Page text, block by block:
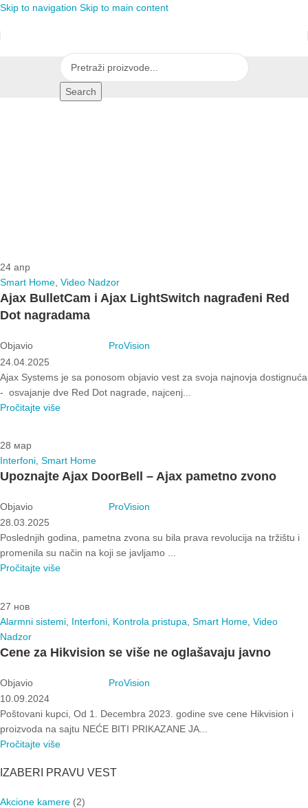
Skip to navigation Skip to main content
Search
24 апр
Smart Home, Video Nadzor
Ajax BulletCam i Ajax LightSwitch nagrađeni Red
Dot nagradama
Objavio
ProVision
24.04.2025
Ajax Systems je sa ponosom objavio vest za svoja najnovja dostignuća
- osvajanje dve Red Dot nagrade, najcenj...
Pročitajte više
28 мар
Interfoni Smart Home
Upoznajte Ajax DoorBell – Ajax pametno zvono
Objavio
ProVision
28.03.2025
Poslednjih godina, pametna zvona su bila prava revolucija na tržištu i
promenila su način na koji se javljamo ...
Pročitajte više
27 нов
Alarmni sistemi Interfoni Kontrola pristupa Smart Home Video
Nadzor
Cene za Hikvision se više ne oglašavaju javno
Objavio
ProVision
10.09.2024
Poštovani kupci, Od 1. Decembra 2023. godine sve cene Hikvision i
proizvoda na sajtu NEĆE BITI PRIKAZANE JA...
Pročitajte više
IZABERI PRAVU VEST
Akcione kamere (2)